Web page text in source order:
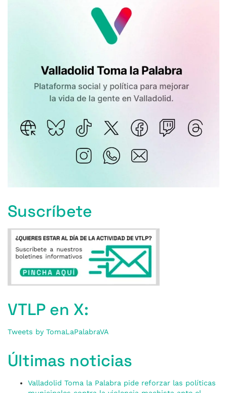
Suscríbete
VTLP en X:
Tweets by TomaLaPalabraVA
Últimas noticias
Valladolid Toma la Palabra pide reforzar las políticas